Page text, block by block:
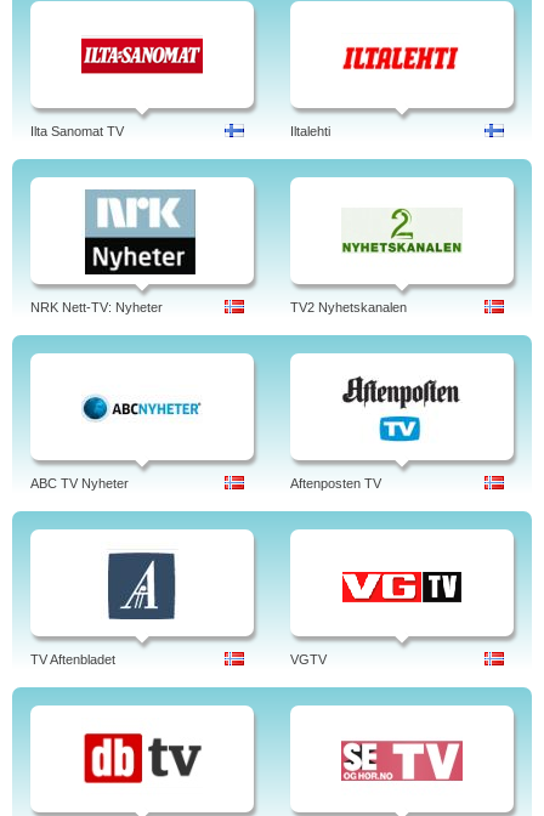
Ilta Sanomat TV Iltalehti
NRK Nett-TV: Nyheter TV2 Nyhetskanalen
ABC TV Nyheter Aftenposten TV
TV Aftenbladet VGTV